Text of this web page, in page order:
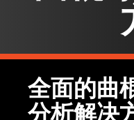
全面的曲
分析解决